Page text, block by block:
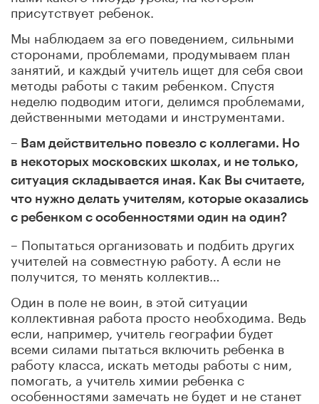
присутствует ребенок.
Мы наблюдаем за его поведением, сильными
сторонами, проблемами, продумываем план
занятий, и каждый учитель ищет для себя свои
методы работы с таким ребенком. Спустя
неделю подводим итоги, делимся проблемами,
действенными методами и инструментами.
– Вам действительно повезло с коллегами. Но
в некоторых московских школах, и не только,
ситуация складывается иная. Как Вы считаете,
что нужно делать учителям, которые оказались
с ребенком с особенностями один на один?
– Попытаться организовать и подбить других
учителей на совместную работу. А если не
получится, то менять коллектив…
Один в поле не воин, в этой ситуации
коллективная работа просто необходима. Ведь
если, например, учитель географии будет
всеми силами пытаться включить ребенка в
работу класса, искать методы работы с ним,
помогать, а учитель химии ребенка с
особенностями замечать не будет и не станет